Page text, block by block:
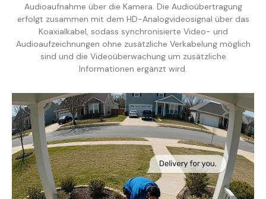
Audioaufnahme über die Kamera. Die Audioübertragung
erfolgt zusammen mit dem HD-Analogvideosignal über das
Koaxialkabel, sodass synchronisierte Video- und
Audioaufzeichnungen ohne zusätzliche Verkabelung möglich
sind und die Videoüberwachung um zusätzliche
Informationen ergänzt wird.